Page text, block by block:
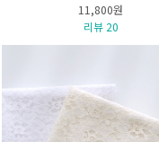
11,800원
리뷰 20